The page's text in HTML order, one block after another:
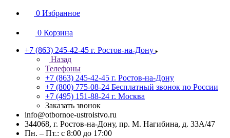
0 Избранное
0 Корзина
+7 (863) 245-42-45 г. Ростов-на-Дону
Назад
Телефоны
+7 (863) 245-42-45 г. Ростов-на-Дону
+7 (800) 775-08-24 Бесплатный звонок по России
+7 (495) 151-88-24 г. Москва
Заказать звонок
info@otbornoe-ustroistvo.ru
344068, г. Ростов-на-Дону, пр. М. Нагибина, д. 33А/47
Пн. – Пт.: с 8:00 до 17:00